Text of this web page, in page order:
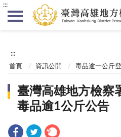
:::
:::
首頁 資訊公開 毒品逾一公斤
臺灣高雄地方檢察
毒品逾1公斤公告